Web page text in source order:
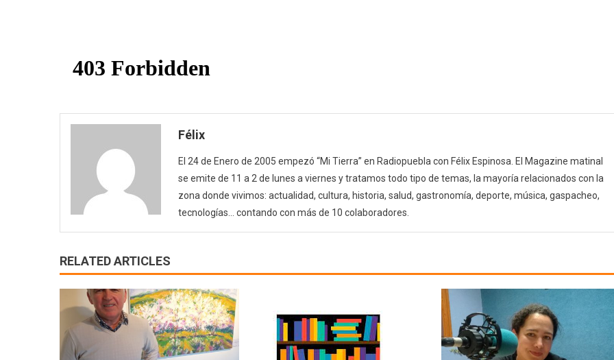
Félix
El 24 de Enero de 2005 empezó “Mi Tierra” en Radiopuebla con Félix Espinosa. El Magazine matinal
se emite de 11 a 2 de lunes a viernes y tratamos todo tipo de temas, la mayoría relacionados con la
zona donde vivimos: actualidad, cultura, historia, salud, gastronomía, deporte, música, gaspacheo,
tecnologías… contando con más de 10 colaboradores.
RELATED ARTICLES